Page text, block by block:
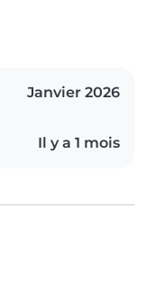
Janvier 2026
Il y a 1 mois